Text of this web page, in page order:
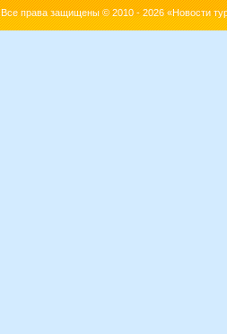
Все права защищены © 2010 - 2026 «Новости